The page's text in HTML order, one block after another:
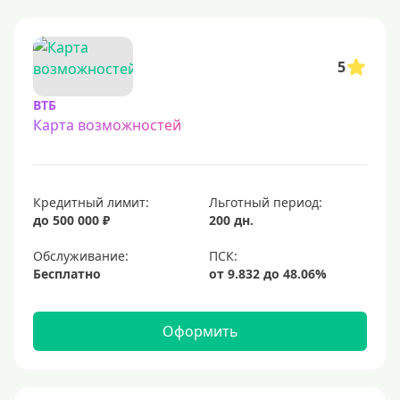
С процентом на остаток
Без процентов
5000 руб
10000 руб
20000 руб
25000 руб
5
ВТБ
Карта возможностей
Кредитный лимит:
до 500 000 ₽
Льготный период:
200 дн.
Обслуживание:
Бесплатно
Оформить